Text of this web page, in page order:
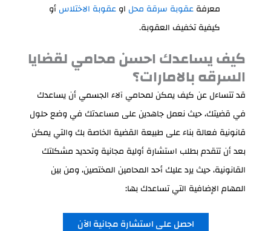
معرفةعقوبة سرقة محل اوعقوبة الاختلاسأو
كيفية تخفيف العقوبة.
كيف يساعدك احسن محامي لقضايا
السرقه بالامارات؟
قد تتساءل عن كيف يمكن لمحامي آلاء الجسمي أن يساعدك
في قضيتك، حيث نعمل جاهدين على مساعدتك في وضع حلول
قانونية فعالة بناء على طبيعة القضية الخاصة بك والتي يمكن
بعد أن تتقدم بطلب استشارة أولية مجانية وتحديد مشكلتك
القانونية، حيث يرد عليك أحد المحامين المختصين، ومن بين
المهام الإضافية التي تساعدك بها:
احصل على استشارة مجانية الآن